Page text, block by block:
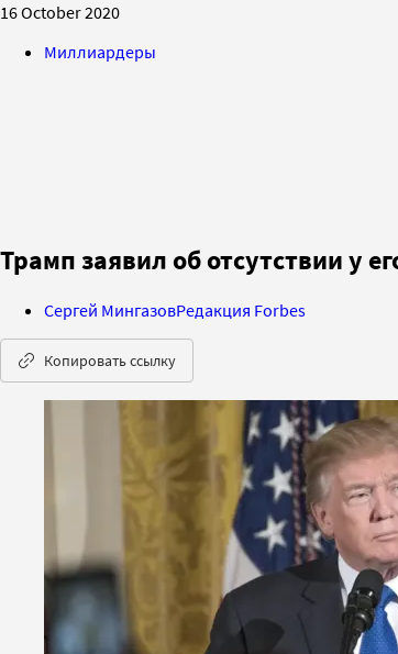
16 October 2020
Миллиардеры
Трамп заявил об отсутствии у
Сергей МингазовРедакция Forbes
Копировать ссылку